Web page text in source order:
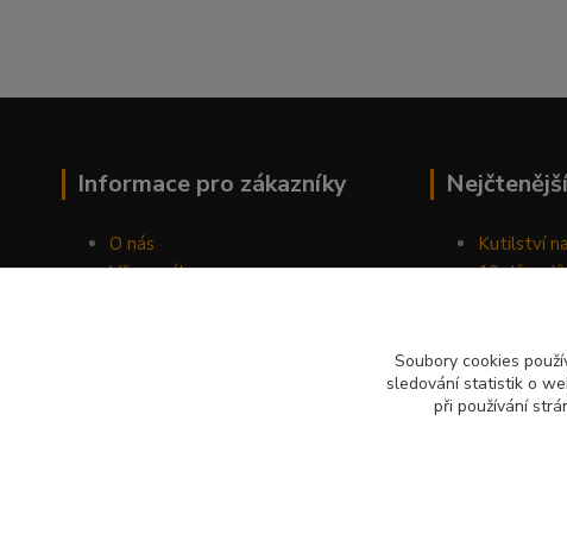
Informace pro zákazníky
O nás
Vše o nákupu
Kutilství
10
chozením
Jak
Náhodně
Soubory cookies
sledování statistik o
při používání